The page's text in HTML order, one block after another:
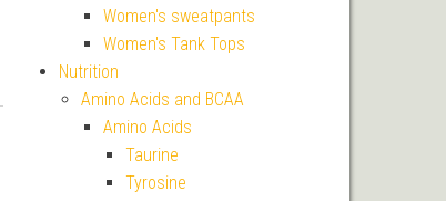
Women's sweatpants
Women's Tank Tops
Nutrition
Amino Acids and BCAA
Amino Acids
Taurine
Tyrosine